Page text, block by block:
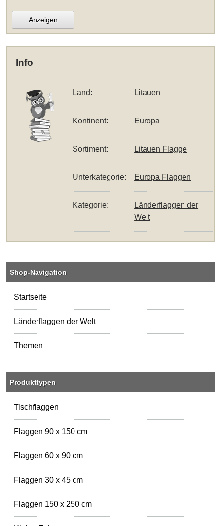
Anzeigen
Info
Land: Litauen
Kontinent: Europa
Sortiment: Litauen Flagge
Unterkategorie: Europa Flaggen
Kategorie:
Länderflaggen der
Welt
Shop-Navigation
Startseite
Länderflaggen der Welt
Themen
Produkttypen
Tischflaggen
Flaggen 90 x 150 cm
Flaggen 60 x 90 cm
Flaggen 30 x 45 cm
Flaggen 150 x 250 cm